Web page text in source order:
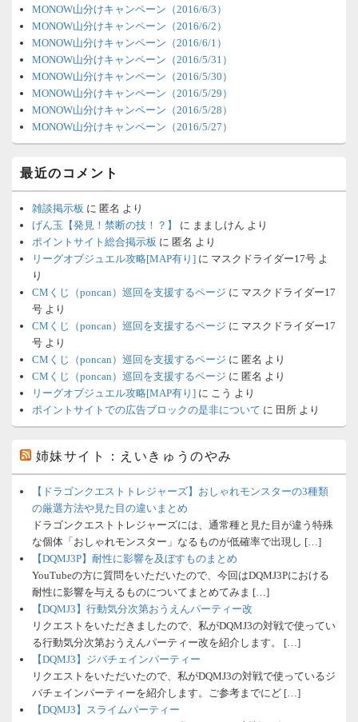
ア
MONOW山分けキャンペーン（2016/6/3）
MONOW山分けキャンペーン（2016/6/2）
MONOW山分けキャンペーン（2016/6/1）
MONOW山分けキャンペーン（2016/5/31）
MONOW山分けキャンペーン（2016/5/30）
MONOW山分けキャンペーン（2016/5/29）
MONOW山分けキャンペーン（2016/5/28）
MONOW山分けキャンペーン（2016/5/27）
最近のコメント
雑談掲示板 に 匿名 より
げん玉【発見！禁断の技！？】
に まましけん より
ポイントサイト総合掲示板 に 匿名 より
リーグオブジュエル攻略[MAP有り] に マスクドライダー17号 よ
り
CMくじ（poncan）巡回を支援するページ に マスクドライダー17
号 より
CMくじ（poncan）巡回を支援するページ に マスクドライダー17
号 より
CMくじ（poncan）巡回を支援するページ に 匿名 より
CMくじ（poncan）巡回を支援するページ に 匿名 より
リーグオブジュエル攻略[MAP有り] に こう より
ポイントサイトでの広告ブロックの是非について に 田所 より
姉妹サイト：えいきゅうのやみ
【ドラゴンクエストトレジャーズ】おしゃれモンスターの3種類
の厳選方法や見た目の違いまとめ
ドラゴンクエストトレジャーズには、通常種と見た目が違う特殊
な個体「おしゃれモンスター」なるものが低確率で出現し […]
【DQMJ3P】耐性に影響を及ぼすものまとめ
YouTubeの方に質問をいただいたので、今回はDQMJ3Pにおける
耐性に影響を与えるものについてまとめてみま […]
【DQMJ3】行動気分次第おうえんパーティー改
リクエストをいただきましたので、私がDQMJ3の対戦で使ってい
る行動気分次第おうえんパーティー改を紹介します。 […]
【DQMJ3】ジバチェインパーティー
リクエストをいただいたので、私がDQMJ3の対戦で使っているジ
バチェインパーティーを紹介します。ご参考までにど […]
【DQMJ3】スライムパーティー